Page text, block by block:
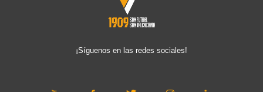
¡Síguenos en las redes sociales!